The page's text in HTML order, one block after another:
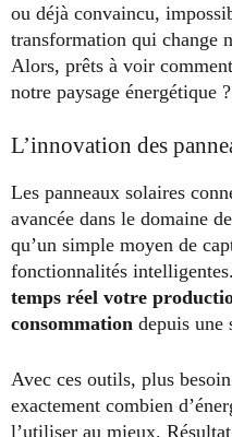
ou déjà convaincu,
transformation qui change
Alors, prêts à voir
notre paysage énergétique ?
L’innovation des
Les panneaux solaires
avancée dans le domaine
qu’un simple moyen de
fonctionnalités
temps réel votre
consommation depuis une
Avec ces outils, plus
exactement combien
l’utiliser au mieux.